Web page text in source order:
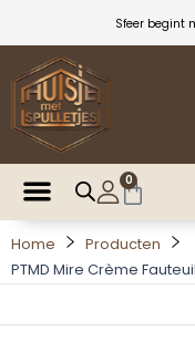
inhoud
Sfeer begint
0
Home
Producten
PTMD Mire Crème